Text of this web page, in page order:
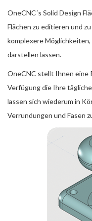
OneCNC´s Solid Design
Flächen zu editieren und
komplexere
darstellen lassen.
OneCNC stellt Ihnen eine
Verfügung die Ihre
lassen sich wiederum in
Verrundungen und Fasen